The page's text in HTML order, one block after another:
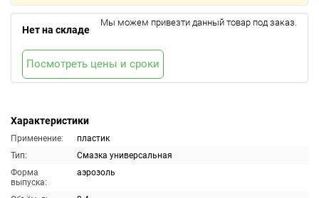
Характеристики
Применение:
пластик
Тип:
Смазка универсальная
Форма
выпуска:
аэрозоль
Нет на складе
Мы можем привезти данный товар под заказ.
Посмотреть цены и сроки